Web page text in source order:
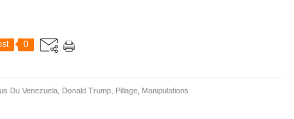
0
Du Venezuela Donald Trump Pillage Manipulations